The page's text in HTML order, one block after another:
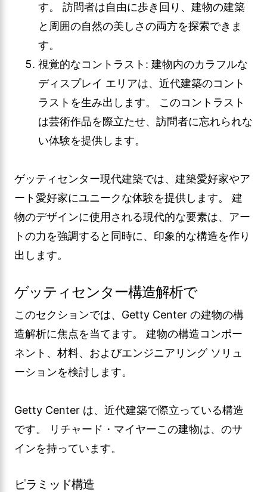
す。 訪問者は自由に歩き回り、建物の建築
と周囲の自然の美しさの両方を探索できま
す。
視覚的なコントラスト: 建物内のカラフルな
ディスプレイ エリアは、近代建築のコント
ラストを生み出します。 このコントラスト
は芸術作品を際立たせ、訪問者に忘れられな
い体験を提供します。
ゲッティセンター現代建築では、建築愛好家やア
ート愛好家にユニークな体験を提供します。 建
物のデザインに使用される現代的な要素は、アー
トの力を強調すると同時に、印象的な構造を作り
出します。
ゲッティセンター構造解析で
このセクションでは、Getty Center の建物の構
造解析に焦点を当てます。 建物の構造コンポー
ネント、材料、およびエンジニアリング ソリュ
ーションを検討します。
Getty Center は、近代建築で際立っている構造
です。 リチャード・マイヤーこの建物は、のサ
インを持っています。
ピラミッド構造